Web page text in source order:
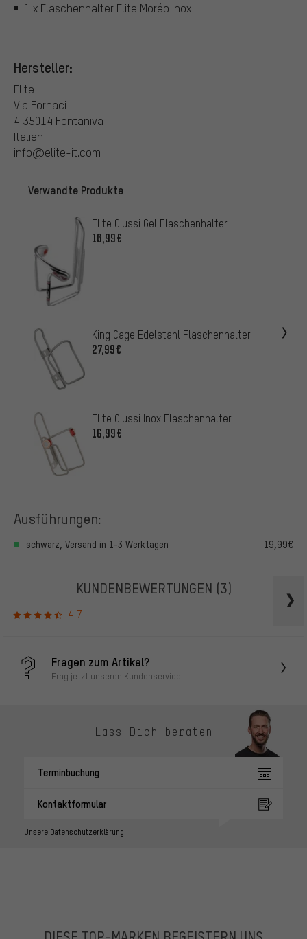
1 x Flaschenhalter Elite Moréo Inox
Hersteller:
Elite
Via Fornaci
4 35014 Fontaniva
Italien
info@elite-it.com
Verwandte Produkte
Elite Ciussi Gel Flaschenhalter
10,99€
King Cage Edelstahl Flaschenhalter
27,99€
Elite Ciussi Inox Flaschenhalter
16,99€
Ausführungen:
schwarz, Versand in 1-3 Werktagen 19,99€
KUNDENBEWERTUNGEN (3)
4.7
Fragen zum Artikel?
Frag jetzt unseren Kundenservice!
Lass Dich beraten
Terminbuchung
Kontaktformular
Unsere Datenschutzerklärung